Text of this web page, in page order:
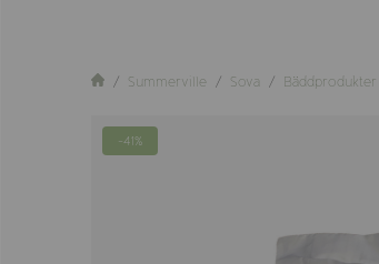
Summerville Sova Bäddprodukter
-41%